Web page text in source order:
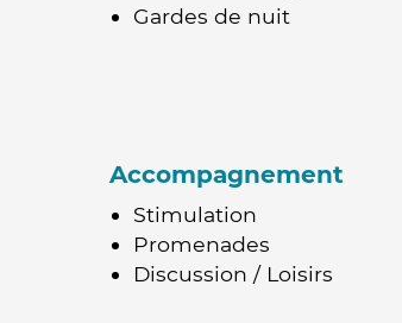
Gardes de nuit
Accompagnement
Stimulation
Promenades
Discussion / Loisirs